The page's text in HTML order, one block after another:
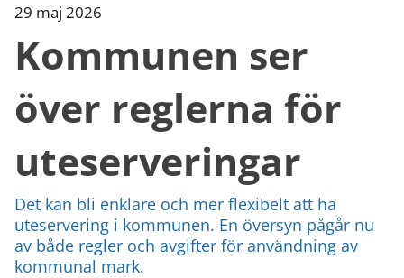
29 maj 2026
Kommunen ser
över reglerna för
uteserveringar
Det kan bli enklare och mer flexibelt att ha
uteservering i kommunen. En översyn pågår nu
av både regler och avgifter för användning av
kommunal mark.
bättre
för
dig?
Webbadress
sidan
meddelandet.